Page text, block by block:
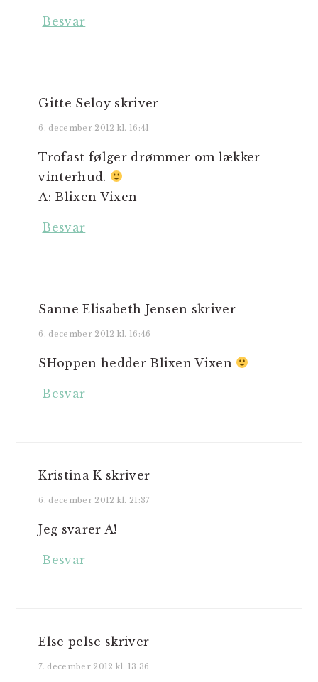
Besvar
Gitte Seloy skriver
6. december 2012 kl. 16:41
Trofast følger drømmer om lækker
vinterhud.
A: Blixen Vixen
Besvar
Sanne Elisabeth Jensen skriver
6. december 2012 kl. 16:46
SHoppen hedder Blixen Vixen
Besvar
Kristina K skriver
6. december 2012 kl. 21:37
Jeg svarer A!
Besvar
Else pelse skriver
7. december 2012 kl. 13:36